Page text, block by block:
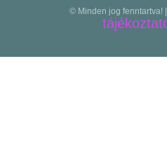
© Minden jog fenntartva! |